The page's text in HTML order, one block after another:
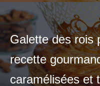
Galette des rois
recette
caramélisées et